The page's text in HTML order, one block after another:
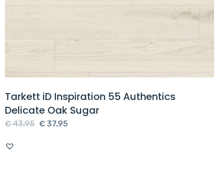
Tarkett iD Inspiration 55 Authentics
Delicate Oak Sugar
€43,95 Oorspronkelijke
€ 37,95